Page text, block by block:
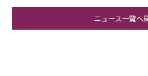
ニュース一覧へ